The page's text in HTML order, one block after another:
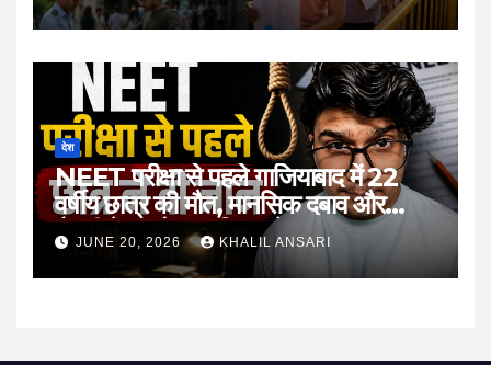
देश
NEET परीक्षा से पहले गाजियाबाद में 22
वर्षीय छात्र की मौत, मानसिक दबाव और
तैयारी के माहौल पर फिर उठे सवाल
JUNE 20, 2026 KHALIL ANSARI